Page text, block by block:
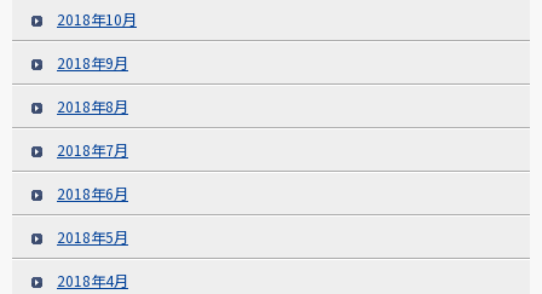
2018年10月
2018年9月
2018年8月
2018年7月
2018年6月
2018年5月
2018年4月